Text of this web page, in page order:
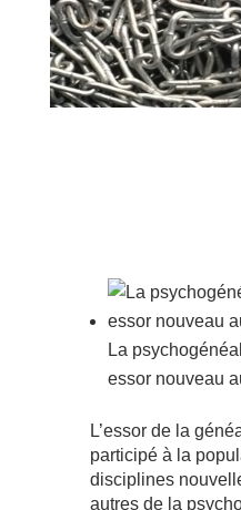
La
essor nouveau
L’essor de la
participé à la
disciplines
autres de la